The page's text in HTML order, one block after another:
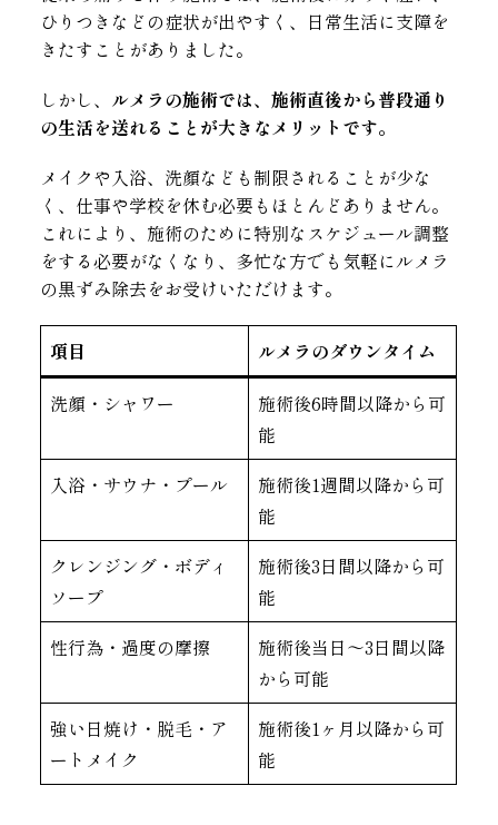
ひりつきなどの症状が出やすく、日常生活に支障を
きたすことがありました。
しかし、 ルメラの施術では、施術直後から普段通り
の生活を送れることが大きなメリットです。
メイクや入浴、洗顔なども制限されることが少な
く、仕事や学校を休む必要もほとんどありません。
これにより、施術のために特別なスケジュール調整
をする必要がなくなり、多忙な方でも気軽にルメラ
の黒ずみ除去をお受けいただけます。
項目
ルメラのダウンタイム
洗顔・シャワー
施術後6時間以降から可
能
入浴・サウナ・プール
施術後1週間以降から可
能
クレンジング・ボディ
ソープ
施術後3日間以降から可
能
性行為・過度の摩擦
施術後当日〜3日間以降
から可能
強い日焼け・脱毛・ア
ートメイク
施術後1ヶ月以降から可
能